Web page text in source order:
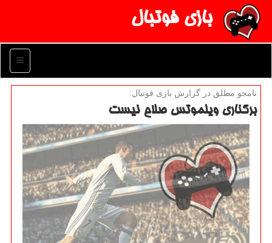
بازی فوتبال
منو
نامجو مطلق در گزارش بازی فوتبال:
بركناری ویلموتس صلاح نیست